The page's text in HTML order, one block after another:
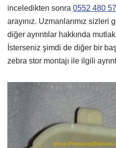
inceledikten sonra 0552 480
arayınız. Uzmanlarımız
diğer ayrıntılar hakkında
İsterseniz şimdi de diğer bir
zebra stor montajı ile ilgili